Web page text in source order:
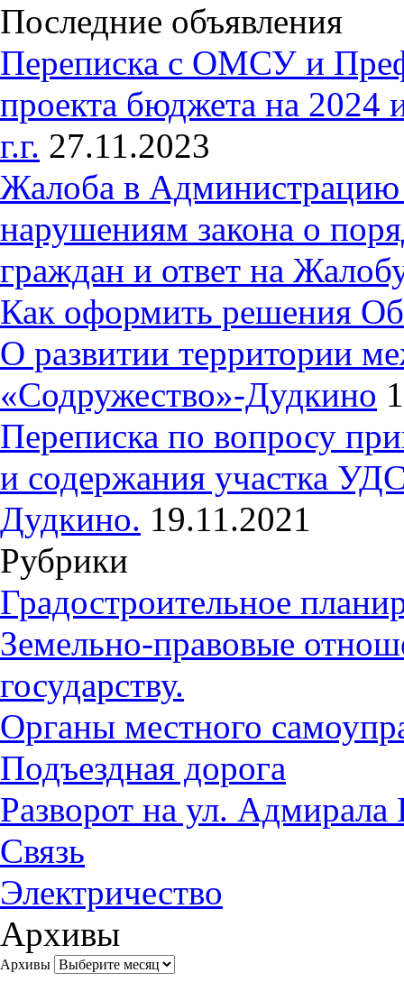
Последние объявления
Переписка с ОМСУ и
проекта бюджета на 2024
г.г. 27.11.2023
Жалоба в Администрацию
нарушениям закона о
граждан и ответ на
Как оформить решения
О развитии территории
«Содружество»-Дудкино
Переписка по вопросу
и содержания участка
Дудкино. 19.11.2021
Рубрики
Градостроительное
Земельно-правовые
государству.
Органы местного
Подъездная дорога
Разворот на ул. Адмирала
Связь
Электричество
Архивы
Архивы